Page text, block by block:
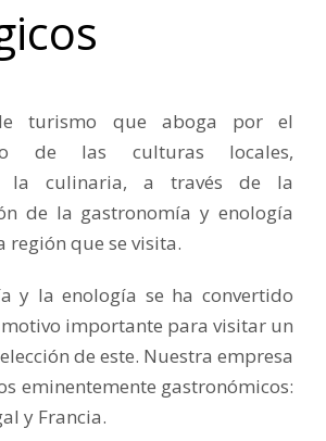
turismo que aboga por el
de las culturas locales,
la culinaria, a través de la
de la gastronomía y enología
región que se visita.
y la enología se ha convertido
importante para visitar un
de este. Nuestra empresa
eminentemente gastronómicos:
y Francia.